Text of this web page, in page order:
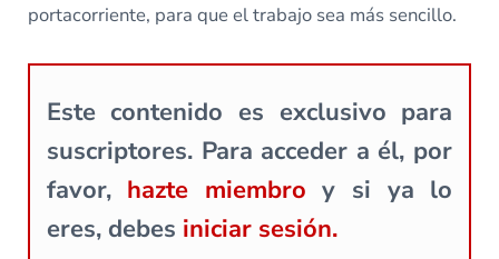
portacorriente, para que el trabajo sea más sencillo.
Este contenido es exclusivo para
suscriptores. Para acceder a él, por
favor, hazte miembro y si ya lo
eres, debes iniciar sesión.